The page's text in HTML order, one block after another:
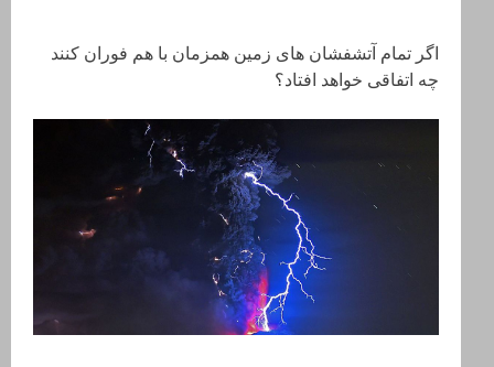
اگر تمام آتشفشان های زمین همزمان با هم فوران کنند
چه اتفاقی خواهد افتاد؟